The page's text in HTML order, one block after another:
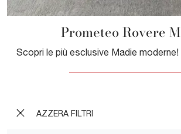
AZZERA FILTRI
Prometeo Rovere